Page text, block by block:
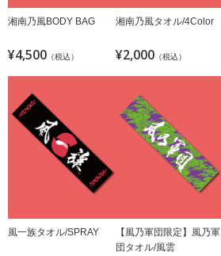
湘南乃風BODY BAG
¥4,500 （税込）
湘南乃風タオル/4Color
¥2,000 （税込）
風一族タオル/SPRAY
【風乃軍団限定】風乃軍
団タオル/風雲